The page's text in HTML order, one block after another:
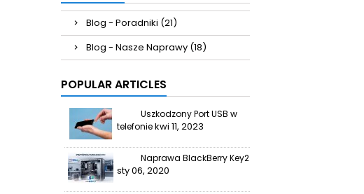
Blog - Poradniki (21)
Blog - Nasze Naprawy (18)
POPULAR ARTICLES
Uszkodzony Port USB w
telefoniekwi 11, 2023
Naprawa BlackBerry Key2
sty 06, 2020